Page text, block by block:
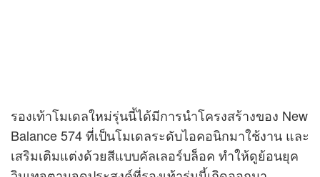
รองเท้าโมเดลใหม่รุ่นนี้ได้มีการนำโครงสร้างของ New
Balance 574 ที่เป็นโมเดลระดับไอคอนิกมาใช้งาน และ
เสริมเติมแต่งด้วยสีแบบคัลเลอร์บล็อค ทำให้ดูย้อนยุค